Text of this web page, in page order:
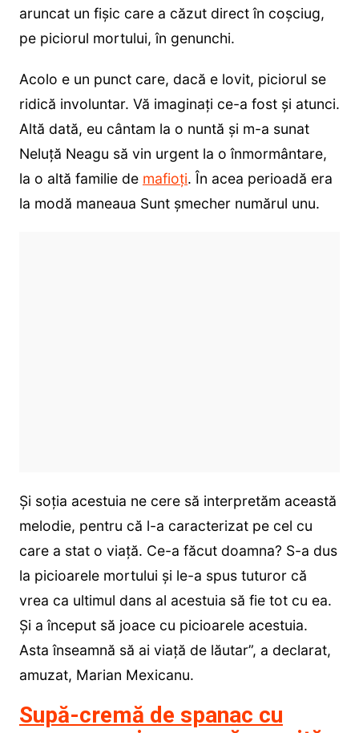
aruncat un fișic care a căzut direct în coșciug,
pe piciorul mortului, în genunchi.
Acolo e un punct care, dacă e lovit, piciorul se
ridică involuntar. Vă imaginați ce-a fost și atunci.
Altă dată, eu cântam la o nuntă și m-a sunat
Neluță Neagu să vin urgent la o înmormântare,
la o altă familie de mafioți. În acea perioadă era
la modă maneaua Sunt șmecher numărul unu.
Și soția acestuia ne cere să interpretăm această
melodie, pentru că l-a caracterizat pe cel cu
care a stat o viață. Ce-a făcut doamna? S-a dus
la picioarele mortului și le-a spus tuturor că
vrea ca ultimul dans al acestuia să fie tot cu ea.
Și a început să joace cu picioarele acestuia.
Asta înseamnă să ai viață de lăutar”, a declarat,
amuzat, Marian Mexicanu.
Supă-cremă de spanac cu